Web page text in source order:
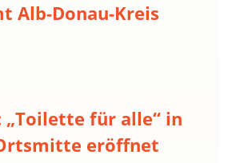
Alb-Donau-Kreis
„Toilette für alle“ in
eröffnet